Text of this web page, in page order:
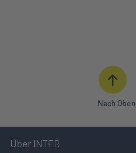
Nach Oben
Über INTER